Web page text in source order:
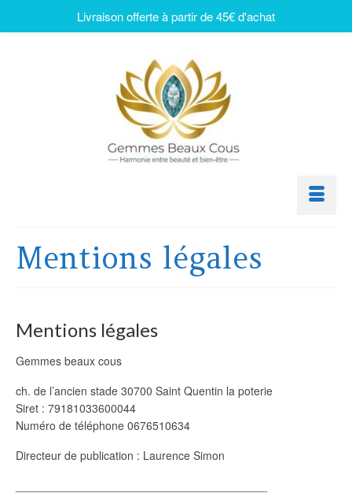
Mentions légales
Mentions légales
Gemmes beaux cous
ch. de l’ancien stade 30700 Saint Quentin la poterie
Siret : 79181033600044
Numéro de téléphone 0676510634
Directeur de publication : Laurence Simon
Livraison offerte à partir de 45€ d'achat